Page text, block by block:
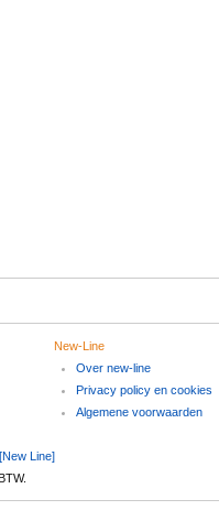
New-Line
Over new-line
Privacy policy en cookies
Algemene voorwaarden
Line]